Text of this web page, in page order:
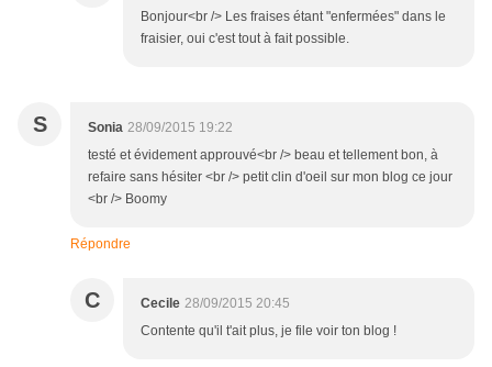
Bonjour<br /> Les fraises étant "enfermées" dans le
fraisier, oui c'est tout à fait possible.
S Sonia 28/09/2015 19:22
testé et évidement approuvé<br /> beau et tellement bon, à
refaire sans hésiter <br /> petit clin d'oeil sur mon blog ce jour
<br /> Boomy
Répondre
C Cecile 28/09/2015 20:45
Contente qu'il t'ait plus, je file voir ton blog !